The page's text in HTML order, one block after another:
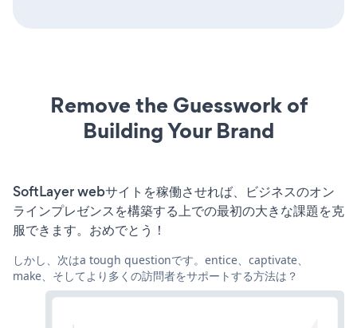
Remove the Guesswork of
Building Your Brand
SoftLayer webサイトを稼働させれば、ビジネスのオン
ラインプレゼンスを構築する上での最初の大きな課題を克
服できます。おめでとう！
しかし、次はa tough questionです。entice、captivate、
make、そしてより多くの訪問者をサポートする方法は？